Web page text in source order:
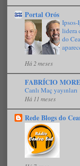
Portal Orós
Ipsos-
lidera
do
Há 2 meses
FABRÍCIO
Canlı Maç yayınları
Há 11 meses
Rede Blogs do